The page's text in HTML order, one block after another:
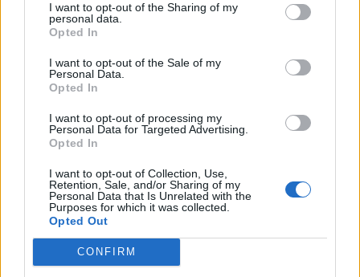
I want to opt-out of the Sharing of my
personal data.
Opted In
I want to opt-out of the Sale of my
Personal Data.
Opted In
I want to opt-out of processing my
Personal Data for Targeted Advertising.
Opted In
I want to opt-out of Collection, Use,
Retention, Sale, and/or Sharing of my
Personal Data that Is Unrelated with the
Purposes for which it was collected.
Opted Out
CONFIRM
PLUS
Satser på Sting, øker
salget